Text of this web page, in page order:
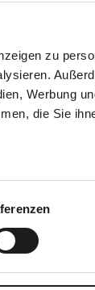
zu
Werbung
die Sie
&
Fragen
ihr Make-
kam dabei